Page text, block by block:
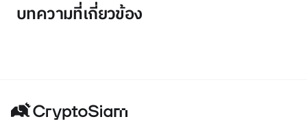
บทความที่เกี่ยวข้อง